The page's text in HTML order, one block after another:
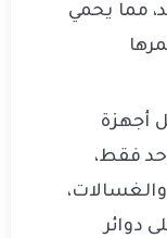
مما يحمي
أجهزة
فقط،
دوائر